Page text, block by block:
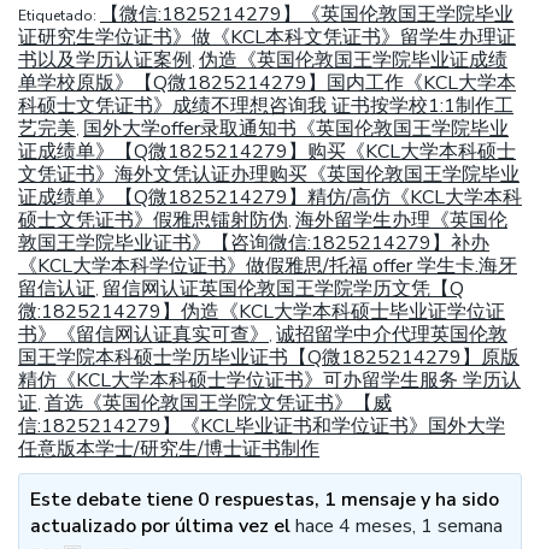
Etiquetado:
【微信:1825214279】《英国伦敦国王学院毕业
证研究生学位证书》做《KCL本科文凭证书》留学生办理证
书以及学历认证案例, 伪造《英国伦敦国王学院毕业证成绩
单学校原版》【Q微1825214279】国内工作《KCL大学本
科硕士文凭证书》成绩不理想咨询我 证书按学校1:1制作工
艺完美, 国外大学offer录取通知书《英国伦敦国王学院毕业
证成绩单》【Q微1825214279】购买《KCL大学本科硕士
文凭证书》海外文凭认证办理购买《英国伦敦国王学院毕业
证成绩单》【Q微1825214279】精仿/高仿《KCL大学本科
硕士文凭证书》假雅思镭射防伪, 海外留学生办理《英国伦
敦国王学院毕业证书》【咨询微信:1825214279】补办
《KCL大学本科学位证书》做假雅思/托福 offer 学生卡.海牙
留信认证, 留信网认证英国伦敦国王学院学历文凭【Q
微:1825214279】伪造《KCL大学本科硕士毕业证学位证
书》《留信网认证真实可查》
, 诚招留学中介代理英国伦敦
国王学院本科硕士学历毕业证书【Q微1825214279】原版
精仿《KCL大学本科硕士学位证书》可办留学生服务 学历认
证, 首选《英国伦敦国王学院文凭证书》【威
信:1825214279】《KCL毕业证书和学位证书》国外大学
任意版本学士/研究生/博士证书制作
Este debate tiene 0 respuestas, 1 mensaje y ha sido
actualizado por última vez elhace 4 meses, 1 semana